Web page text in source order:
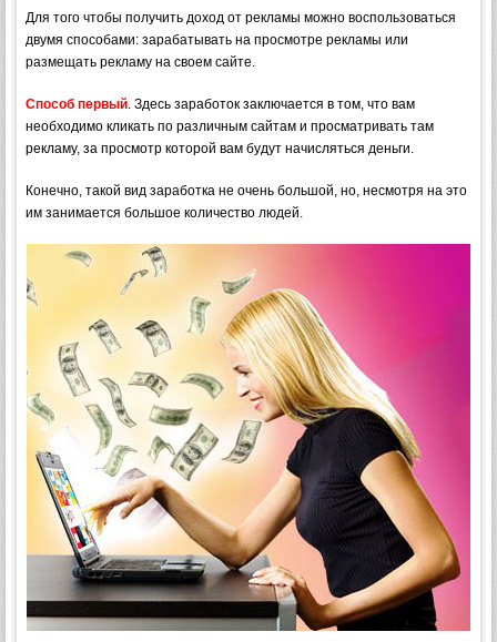
Для того чтобы получить доход от рекламы можно воспользоваться
двумя способами: зарабатывать на просмотре рекламы или
размещать рекламу на своем сайте.
Способ первый . Здесь заработок заключается в том, что вам
необходимо кликать по различным сайтам и просматривать там
рекламу, за просмотр которой вам будут начисляться деньги.
Конечно, такой вид заработка не очень большой, но, несмотря на это
им занимается большое количество людей.